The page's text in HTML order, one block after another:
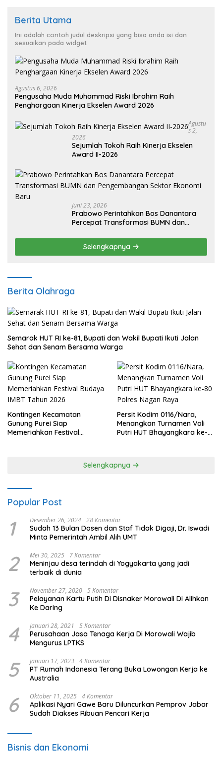
Berita Utama
Ini adalah contoh judul deskripsi yang bisa anda isi dan
sesuaikan pada widget
Agustus 6, 2026
Pengusaha Muda Muhammad Riski Ibrahim Raih
Penghargaan Kinerja Ekselen Award 2026
Agustu
S 2,
2026
Sejumlah Tokoh Raih Kinerja Ekselen
Award II-2026
Juni 23, 2026
Prabowo Perintahkan Bos Danantara
Percepat Transformasi BUMN dan
Selengkapnya
Berita Olahraga
Semarak HUT RI ke-81, Bupati dan Wakil Bupati Ikuti Jalan
Sehat dan Senam Bersama Warga
Kontingen Kecamatan
Gunung Purei Siap
Memeriahkan Festival
Persit Kodim 0116/Nara,
Menangkan Turnamen Voli
Putri HUT Bhayangkara ke-
Selengkapnya
Popular Post
1 Desember 26, 2024 28 Komentar
Sudah 13 Bulan Dosen dan Staf Tidak Digaji, Dr. Iswadi
Minta Pemerintah Ambil Alih UMT
2 Mei 30, 2025 7 Komentar
Meninjau desa terindah di Yogyakarta yang jadi
terbaik di dunia
3 November 27, 2020 5 Komentar
Pelayanan Kartu Putih Di Disnaker Morowali Di Alihkan
Ke Daring
4 Januari 28, 2021 5 Komentar
Perusahaan Jasa Tenaga Kerja Di Morowali Wajib
Mengurus LPTKS
5 Januari 17, 2023 4 Komentar
PT Rumah Indonesia Terang Buka Lowongan Kerja ke
Australia
6 Oktober 11, 2025 4 Komentar
Aplikasi Nyari Gawe Baru Diluncurkan Pemprov Jabar
Sudah Diakses Ribuan Pencari Kerja
Bisnis dan Ekonomi